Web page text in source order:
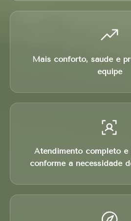
Mais conforto, saúde e
equipe
Atendimento completo e
conforme a necessidade